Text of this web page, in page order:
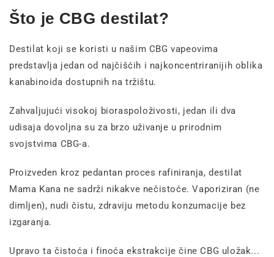
Što je CBG destilat?
Destilat koji se koristi u našim CBG vapeovima
predstavlja jedan od najčišćih i najkoncentriranijih oblika
kanabinoida dostupnih na tržištu.
Zahvaljujući visokoj bioraspoloživosti, jedan ili dva
udisaja dovoljna su za brzo uživanje u prirodnim
svojstvima CBG-a.
Proizveden kroz pedantan proces rafiniranja, destilat
Mama Kana ne sadrži nikakve nečistoće. Vaporiziran (ne
dimljen), nudi čistu, zdraviju metodu konzumacije bez
izgaranja.
Upravo ta čistoća i finoća ekstrakcije čine CBG uložak...